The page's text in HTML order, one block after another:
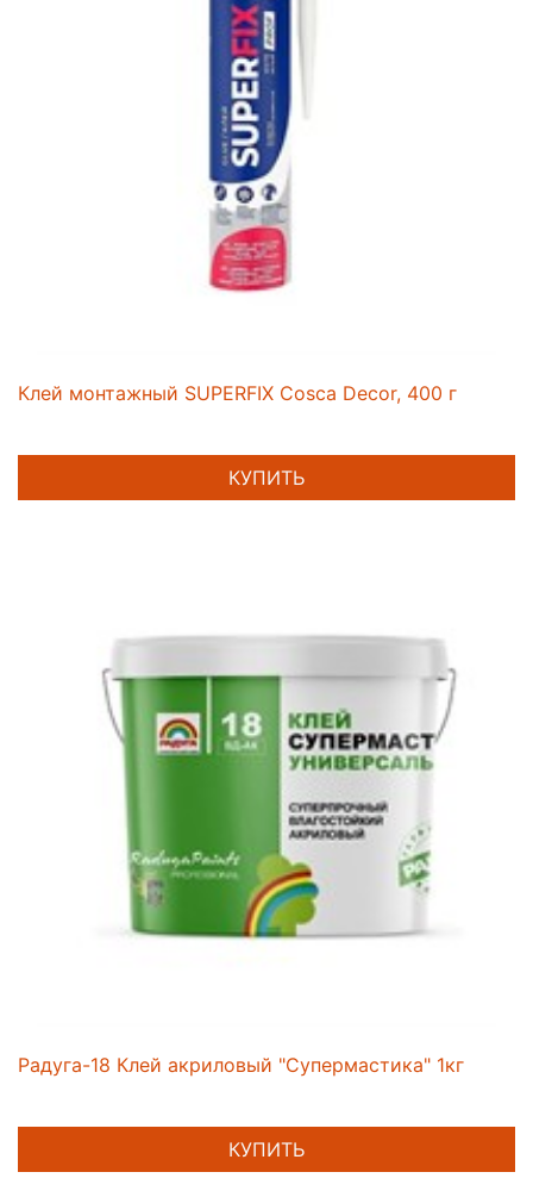
Клей монтажный SUPERFIX Cosca Decor, 400 г
КУПИТЬ
Радуга-18 Клей акриловый "Супермастика" 1кг
КУПИТЬ